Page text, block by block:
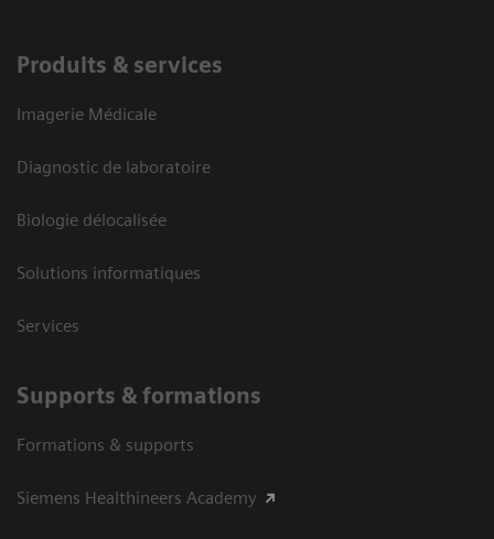
Produits & services
Imagerie Médicale
Diagnostic de laboratoire
Biologie délocalisée
Solutions informatiques
Services
Supports & formations
Formations & supports
Siemens Healthineers Academy